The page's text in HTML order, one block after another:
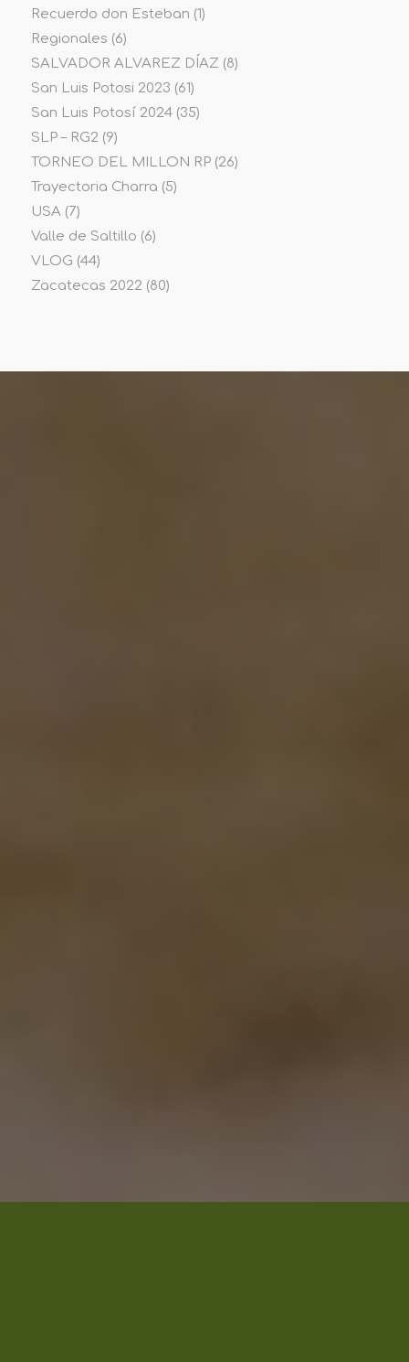
Recuerdo don Esteban (1)
Regionales (6)
SALVADOR ALVAREZ DÍAZ (8)
San Luis Potosi 2023 (61)
San Luis Potosí 2024(35)
SLP – RG2 (9)
TORNEO DEL MILLON RP(26)
Trayectoria Charra (5)
USA(7)
Valle de Saltillo (6)
VLOG (44)
Zacatecas 2022 (80)